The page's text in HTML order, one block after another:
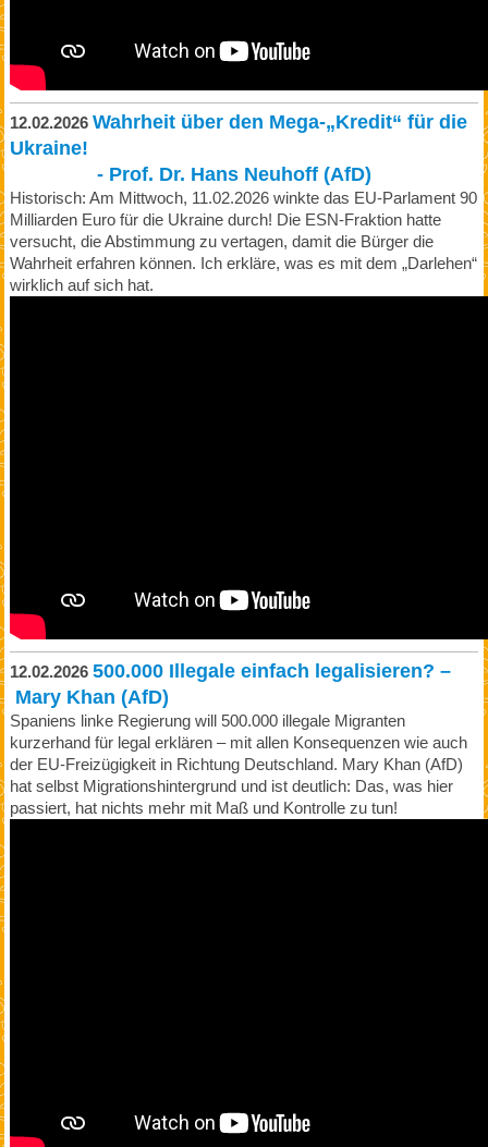
12.02.2026 Wahrheit über den Mega-„Kredit“ für die
Ukraine!
- Prof. Dr. Hans Neuhoff (AfD)
Historisch: Am Mittwoch, 11.02.2026 winkte das EU-Parlament 90
Milliarden Euro für die Ukraine durch! Die ESN-Fraktion hatte
versucht, die Abstimmung zu vertagen, damit die Bürger die
Wahrheit erfahren können. Ich erkläre, was es mit dem „Darlehen“
wirklich auf sich hat.
12.02.2026 500.000 Illegale einfach legalisieren? –
Mary Khan (AfD)
Spaniens linke Regierung will 500.000 illegale Migranten
kurzerhand für legal erklären – mit allen Konsequenzen wie auch
der EU-Freizügigkeit in Richtung Deutschland. Mary Khan (AfD)
hat selbst Migrationshintergrund und ist deutlich: Das, was hier
passiert, hat nichts mehr mit Maß und Kontrolle zu tun!